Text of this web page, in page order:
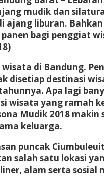
mudik dan
ajang liburan.
bagi penggiat
di Bandung.
disetiap destinasi
Apa lagi
wisata yang ramah
Mudik 2018 makin
keluarga.
puncak
salah satu lokasi
alam serta sosial